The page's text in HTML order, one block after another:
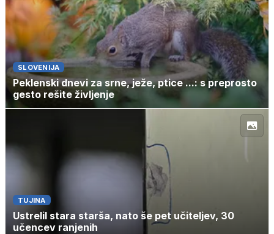
SLOVENIJA
Peklenski dnevi za srne, ježe, ptice ...: s preprosto
gesto rešite življenje
TUJINA
Ustrelil stara starša, nato še pet učiteljev, 30
učencev ranjenih